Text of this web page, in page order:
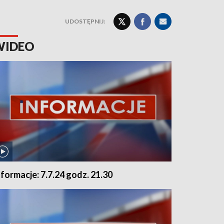
UDOSTĘPNIJ:
7.7.24 godz. 21.30